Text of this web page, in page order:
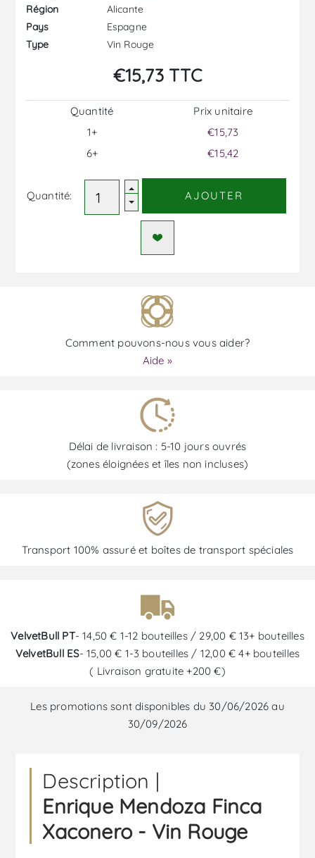
Région
Alicante
Pays
Espagne
Type
Vin Rouge
€15,73 TTC
Quantité
1+
6+
Prix ​​unitaire
€15,73
€15,42
Quantité: AJOUTER
Comment pouvons-nous vous aider?
Aide »
Délai de livraison : 5-10 jours ouvrés
(zones éloignées et îles non incluses)
Transport 100% assuré et boîtes de transport spéciales
VelvetBull PT- 14,50 € 1-12 bouteilles / 29,00 € 13+ bouteilles
VelvetBull ES- 15,00 € 1-3 bouteilles / 12,00 € 4+ bouteilles
( Livraison gratuite +200 €)
Les promotions sont disponibles du 30/06/2026 au
30/09/2026
Description |
Enrique Mendoza Finca
Xaconero - Vin Rouge